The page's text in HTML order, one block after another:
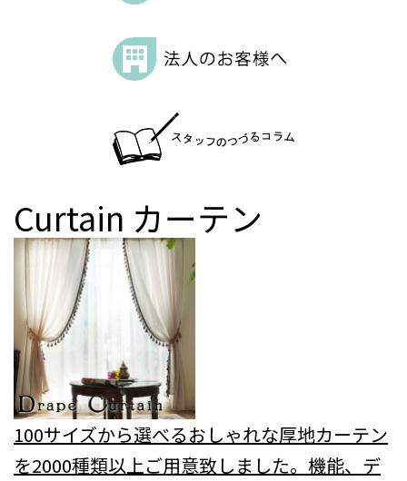
Curtain カーテン
100サイズから選べるおしゃれな厚地カーテン
を2000種類以上ご用意致しました。機能、デ